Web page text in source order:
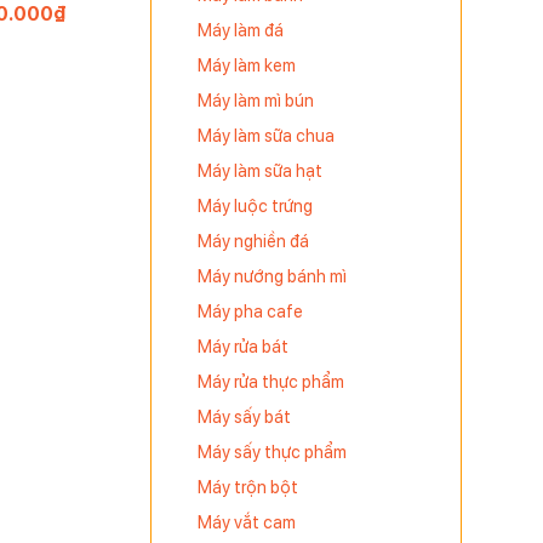
Máy làm đá
Máy làm kem
Máy làm mì bún
Máy làm sữa chua
Máy làm sữa hạt
Máy luộc trứng
Máy nghiền đá
Máy nướng bánh mì
Máy pha cafe
Máy rửa bát
Máy rửa thực phẩm
Máy sấy bát
Máy sấy thực phẩm
Máy trộn bột
Máy vắt cam
₫